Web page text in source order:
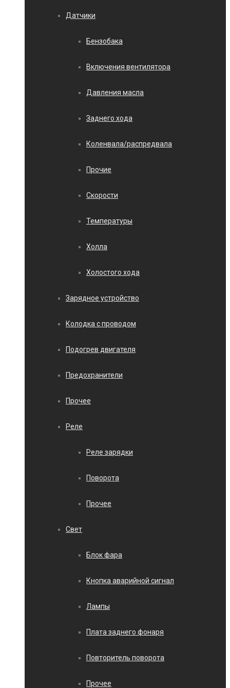
Датчики
Бензобака
Включения вентилятора
Давления масла
Заднего хода
Коленвала/распредвала
Прочие
Скорости
Температуры
Холла
Холостого хода
Зарядное устройство
Колодка с проводом
Подогрев двигателя
Предохранители
Прочее
Реле
Реле зарядки
Поворота
Прочее
Свет
Блок фара
Кнопка аварийной сигнал
Лампы
Плата заднего фонаря
Повторитель поворота
Прочее